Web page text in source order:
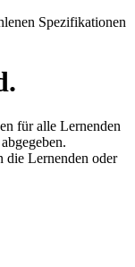
Spezifikationen
für alle Lernenden
die Lernenden oder